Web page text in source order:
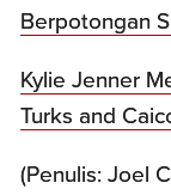
Berpotongan
Kylie Jenner
Turks and
(Penulis: Joel